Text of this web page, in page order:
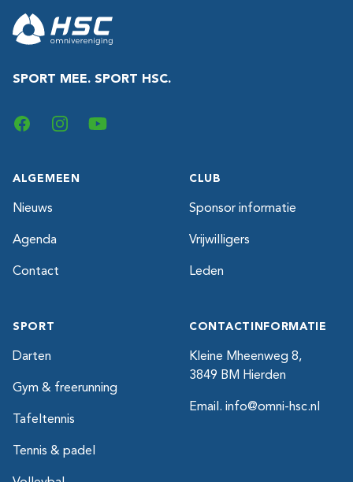
SPORT MEE. SPORT HSC.
FacebookInstagramYouTube
ALGEMEEN
Nieuws
Agenda
Contact
SPORT
Darten
Gym & freerunning
Tafeltennis
Tennis & padel
CLUB
Sponsor informatie
Vrijwilligers
Leden
CONTACTINFORMATIE
Kleine Mheenweg 8,
3849 BM Hierden
Email. info@omni-hsc.nl